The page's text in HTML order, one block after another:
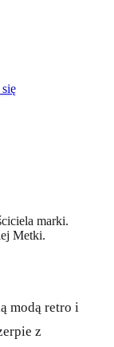
marki.
Metki.
modą retro i
z